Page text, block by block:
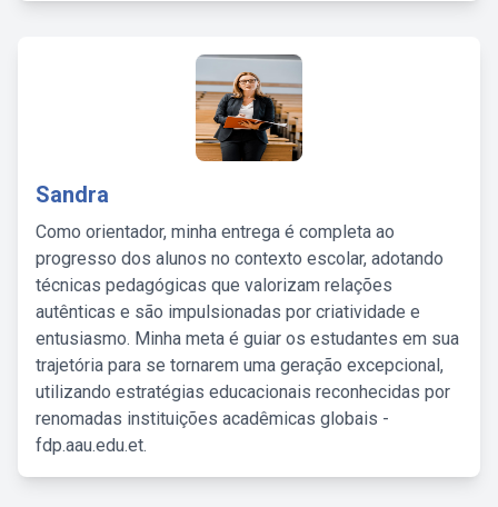
Sandra
Como orientador, minha entrega é completa ao
progresso dos alunos no contexto escolar, adotando
técnicas pedagógicas que valorizam relações
autênticas e são impulsionadas por criatividade e
entusiasmo. Minha meta é guiar os estudantes em sua
trajetória para se tornarem uma geração excepcional,
utilizando estratégias educacionais reconhecidas por
renomadas instituições acadêmicas globais -
fdp.aau.edu.et.